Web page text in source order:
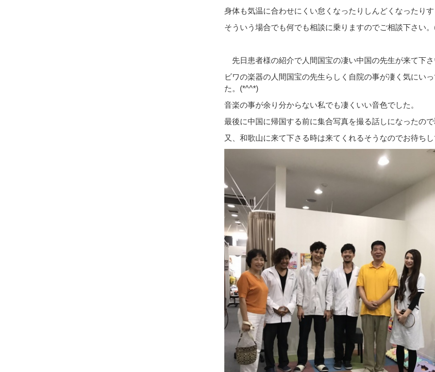
身体も気温に合わせにくい怠くなったりしんどくなったり
そういう場合でも何でも相談に乗りますのでご相談下さい
先日患者様の紹介で人間国宝の凄い中国の先生が来て下
ビワの楽器の人間国宝の先生らしく自院の事が凄く気にい
た。(*^^*)
音楽の事が余り分からない私でも凄くいい音色でした。
最後に中国に帰国する前に集合写真を撮る話しになったの
又、和歌山に来て下さる時は来てくれるそうなのでお待ち